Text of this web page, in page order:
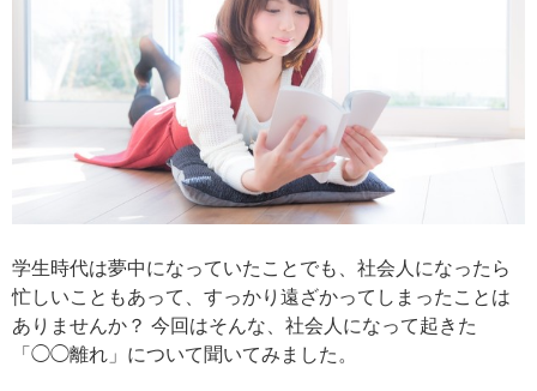
学生時代は夢中になっていたことでも、社会人になったら
忙しいこともあって、すっかり遠ざかってしまったことは
ありませんか？ 今回はそんな、社会人になって起きた
「◯◯離れ」について聞いてみました。